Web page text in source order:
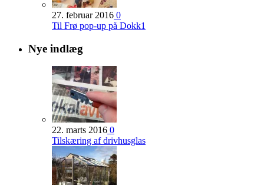
27. februar 2016 0
Til Frø pop-up på Dokk1
Nye indlæg
22. marts 2016 0
Tilskæring af drivhusglas